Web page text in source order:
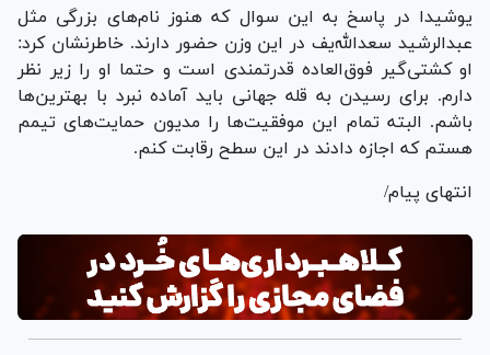
یوشیدا در پاسخ به این سوال که هنوز نام‌های بزرگی مثل
عبدالرشید سعدالله‌یف در این وزن حضور دارند. خاطرنشان کرد:
او کشتی‌گیر فوق‌العاده قدرتمندی است و حتما او را زیر نظر
دارم. برای رسیدن به قله جهانی باید آماده نبرد با بهترین‌ها
باشم. البته تمام این موفقیت‌ها را مدیون حمایت‌های تیمم
هستم که اجازه دادند در این سطح رقابت کنم.
انتهای پیام/